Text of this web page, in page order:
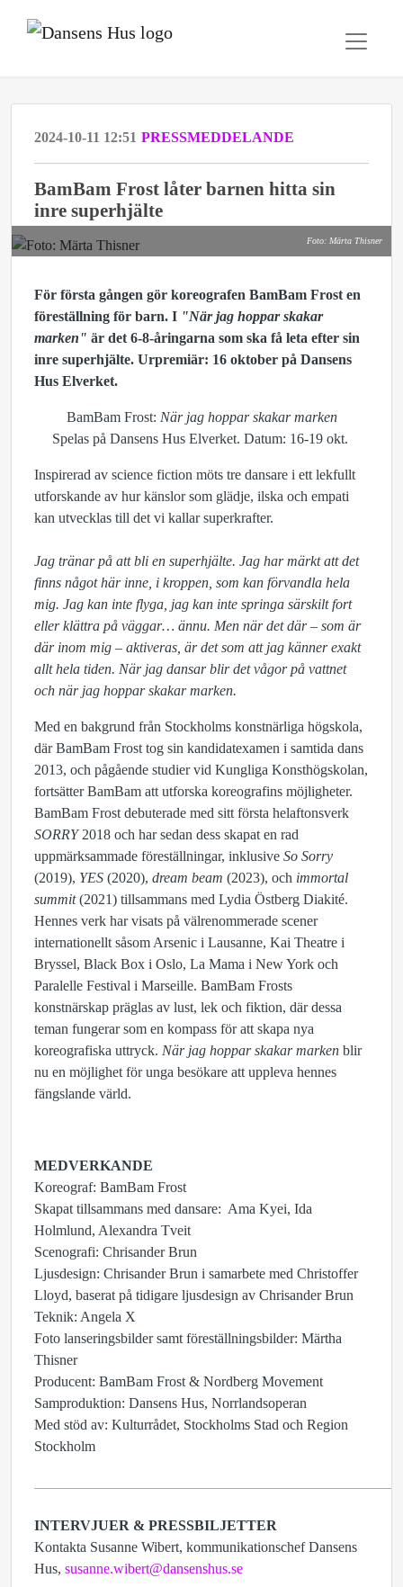
2024-10-11 12:51 PRESSMEDDELANDE
BamBam Frost låter barnen hitta sin
inre superhjälte
Foto: Märta Thisner
För första gången gör koreografen BamBam Frost en
föreställning för barn. I "När jag hoppar skakar
marken" är det 6-8-åringarna som ska få leta efter sin
inre superhjälte. Urpremiär: 16 oktober på Dansens
Hus Elverket.
BamBam Frost: När jag hoppar skakar marken
Spelas på Dansens Hus Elverket. Datum: 16-19 okt.
Inspirerad av science fiction möts tre dansare i ett lekfullt
utforskande av hur känslor som glädje, ilska och empati
kan utvecklas till det vi kallar superkrafter.
Jag tränar på att bli en superhjälte. Jag har märkt att det
finns något här inne, i kroppen, som kan förvandla hela
mig. Jag kan inte flyga, jag kan inte springa särskilt fort
eller klättra på väggar… ännu. Men när det där – som är
där inom mig – aktiveras, är det som att jag känner exakt
allt hela tiden. När jag dansar blir det vågor på vattnet
och när jag hoppar skakar marken.
Med en bakgrund från Stockholms konstnärliga högskola,
där BamBam Frost tog sin kandidatexamen i samtida dans
2013, och pågående studier vid Kungliga Konsthögskolan,
fortsätter BamBam att utforska koreografins möjligheter.
BamBam Frost debuterade med sitt första helaftonsverk
SORRY2018 och har sedan dess skapat en rad
uppmärksammade föreställningar, inklusive So Sorry
(2019), YES (2020), dream beam (2023), och immortal
summit(2021) tillsammans med Lydia Östberg Diakité.
Hennes verk har visats på välrenommerade scener
internationellt såsom Arsenic i Lausanne, Kai Theatre i
Bryssel, Black Box i Oslo, La Mama i New York och
Paralelle Festival i Marseille. BamBam Frosts
konstnärskap präglas av lust, lek och fiktion, där dessa
teman fungerar som en kompass för att skapa nya
koreografiska uttryck. När jag hoppar skakar marken blir
nu en möjlighet för unga besökare att uppleva hennes
fängslande värld.
MEDVERKANDE
Koreograf: BamBam Frost
Skapat tillsammans med dansare: Ama Kyei, Ida
Holmlund, Alexandra Tveit
Scenografi: Chrisander Brun
Ljusdesign: Chrisander Brun i samarbete med Christoffer
Lloyd, baserat på tidigare ljusdesign av Chrisander Brun
Teknik: Angela X
Foto lanseringsbilder samt föreställningsbilder: Märtha
Thisner
Producent: BamBam Frost & Nordberg Movement
Samproduktion: Dansens Hus, Norrlandsoperan
Med stöd av: Kulturrådet, Stockholms Stad och Region
Stockholm
INTERVJUER & PRESSBILJETTER
Kontakta Susanne Wibert, kommunikationschef Dansens
Hus, susanne.wibert@dansenshus.se